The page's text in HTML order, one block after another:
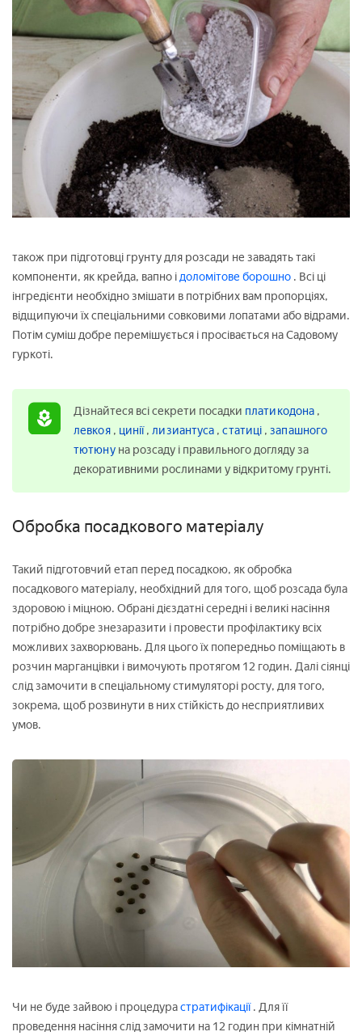
також при підготовці грунту для розсади не завадять такі
компоненти, як крейда, вапно ідоломітове борошно . Всі ці
інгредієнти необхідно змішати в потрібних вам пропорціях,
відщипуючи їх спеціальними совковими лопатами або відрами.
Потім суміш добре перемішується і просівається на Садовому
гуркоті.
Дізнайтеся всі секрети посадки платикодона ,
левкоя , цинії,лизиантуса ,статиці ,запашного
тютюну на розсаду і правильного догляду за
декоративними рослинами у відкритому грунті.
Обробка посадкового матеріалу
Такий підготовчий етап перед посадкою, як обробка
посадкового матеріалу, необхідний для того, щоб розсада була
здоровою і міцною. Обрані дієздатні середні і великі насіння
потрібно добре знезаразити і провести профілактику всіх
можливих захворювань. Для цього їх попередньо поміщають в
розчин марганцівки і вимочують протягом 12 годин. Далі сіянці
слід замочити в спеціальному стимуляторі росту, для того,
зокрема, щоб розвинути в них стійкість до несприятливих
умов.
Чи не буде зайвою і процедурастратифікації. Для її
проведення насіння слід замочити на 12 годин при кімнатній